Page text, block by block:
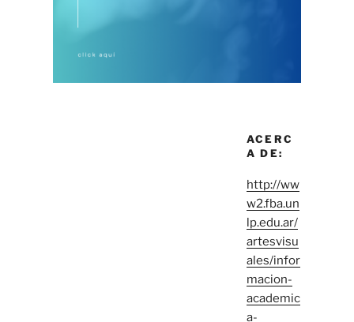
ACERC
A DE:
http://ww
w2.fba.un
lp.edu.ar/
artesvisu
ales/infor
macion-
academic
a-